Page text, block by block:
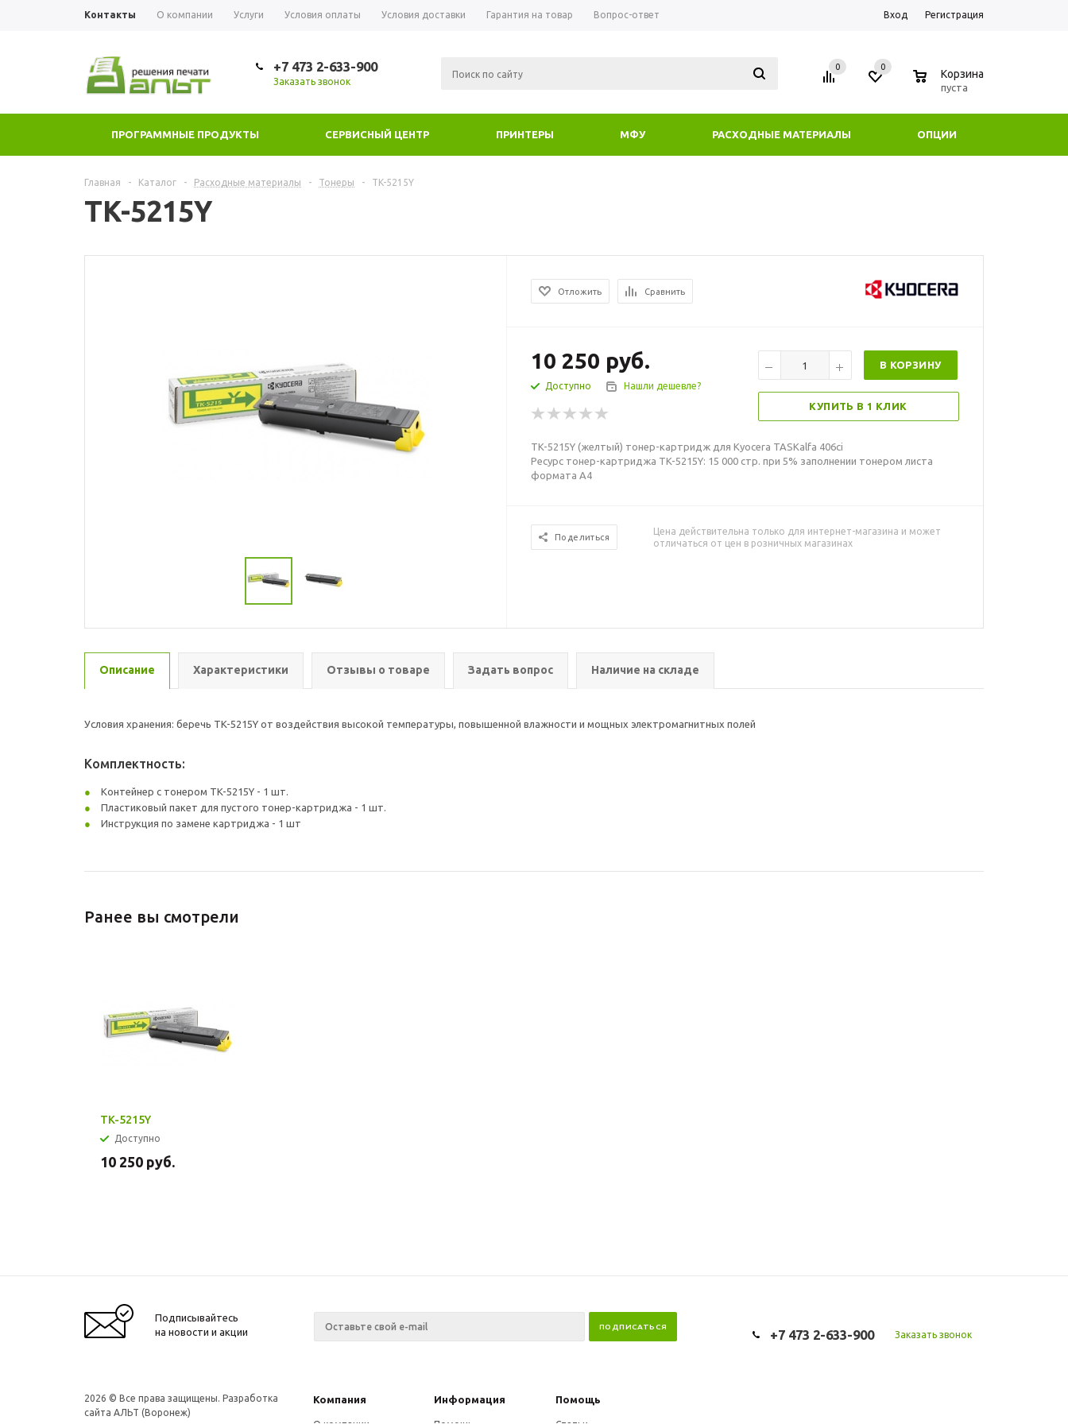
Контакты О компании Услуги Условия оплаты Условия доставки Гарантия на товар Вопрос-ответ Вход Регистрация
+7 473 2-633-900
Заказать звонок
0 0
Корзина
пуста
ПРОГРАММНЫЕ ПРОДУКТЫ СЕРВИСНЫЙ ЦЕНТР ПРИНТЕРЫ МФУ РАСХОДНЫЕ МАТЕРИАЛЫ ОПЦИИ
Главная - Каталог - Расходные материалы - Тонеры - TK-5215Y
TK-5215Y
Отложить Сравнить
10 250 руб.
Доступно Нашли дешевле?
В КОРЗИНУ
КУПИТЬ В 1 КЛИК
TK-5215Y (желтый) тонер-картридж для Kyocera TASKalfa 406ci
Ресурс тонер-картриджа TK-5215Y: 15 000 стр. при 5% заполнении тонером листа
формата А4
Поделиться
Цена действительна только для интернет-магазина и может
отличаться от цен в розничных магазинах
Описание Характеристики Отзывы о товаре Задать вопрос Наличие на складе
Условия хранения: беречь TK-5215Y от воздействия высокой температуры, повышенной влажности и мощных электромагнитных полей
Комплектность:
Контейнер с тонером TK-5215Y - 1 шт.
Пластиковый пакет для пустого тонер-картриджа - 1 шт.
Инструкция по замене картриджа - 1 шт
Ранее вы смотрели
TK-5215Y
Доступно
10 250 руб.
Подписывайтесь
на новости и акции
+7 473 2-633-900 Заказать звонок
2026 © Все права защищены. Разработка
сайта АЛЬТ (Воронеж)
Компания Информация Помощь